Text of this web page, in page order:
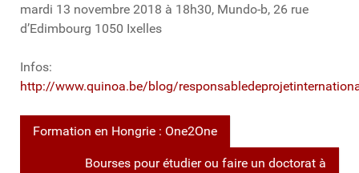
mardi 13 novembre 2018 à 18h30, Mundo-b, 26 rue
d’Edimbourg 1050 Ixelles
Infos:
http://www.quinoa.be/blog/
Formation en Hongrie : One2One
Bourses pour étudier ou faire un doctorat à